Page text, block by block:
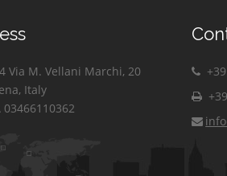
Via M. Vellani Marchi, 20
Italy